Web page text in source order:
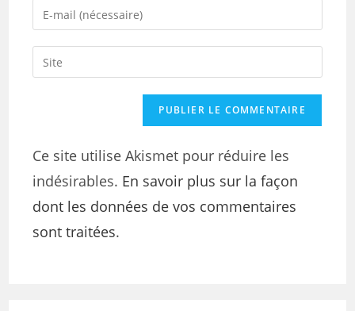
Ce site utilise Akismet pour réduire les
indésirables. En savoir plus sur la façon
dont les données de vos commentaires
sont traitées.